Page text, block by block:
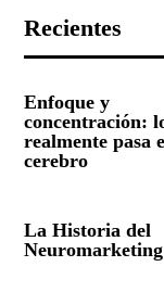
Recientes
Enfoque y
concentración:
realmente pasa
cerebro
La Historia del
Neuromarketing